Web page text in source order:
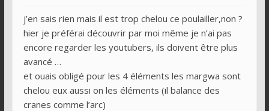
j’en sais rien mais il est trop chelou ce poulailler,non ?
hier je préférai découvrir par moi même je n’ai pas
encore regarder les youtubers, ils doivent être plus
avancé …
et ouais obligé pour les 4 éléments les margwa sont
chelou eux aussi on les éléments (il balance des
cranes comme l’arc)